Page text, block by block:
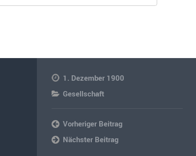
1. Dezember 1900
Gesellschaft
Vorheriger Beitrag
Nächster Beitrag